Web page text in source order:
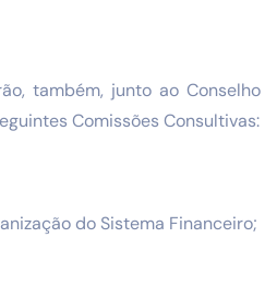
também, junto ao Conselho
Comissões Consultivas:
do Sistema Financeiro;